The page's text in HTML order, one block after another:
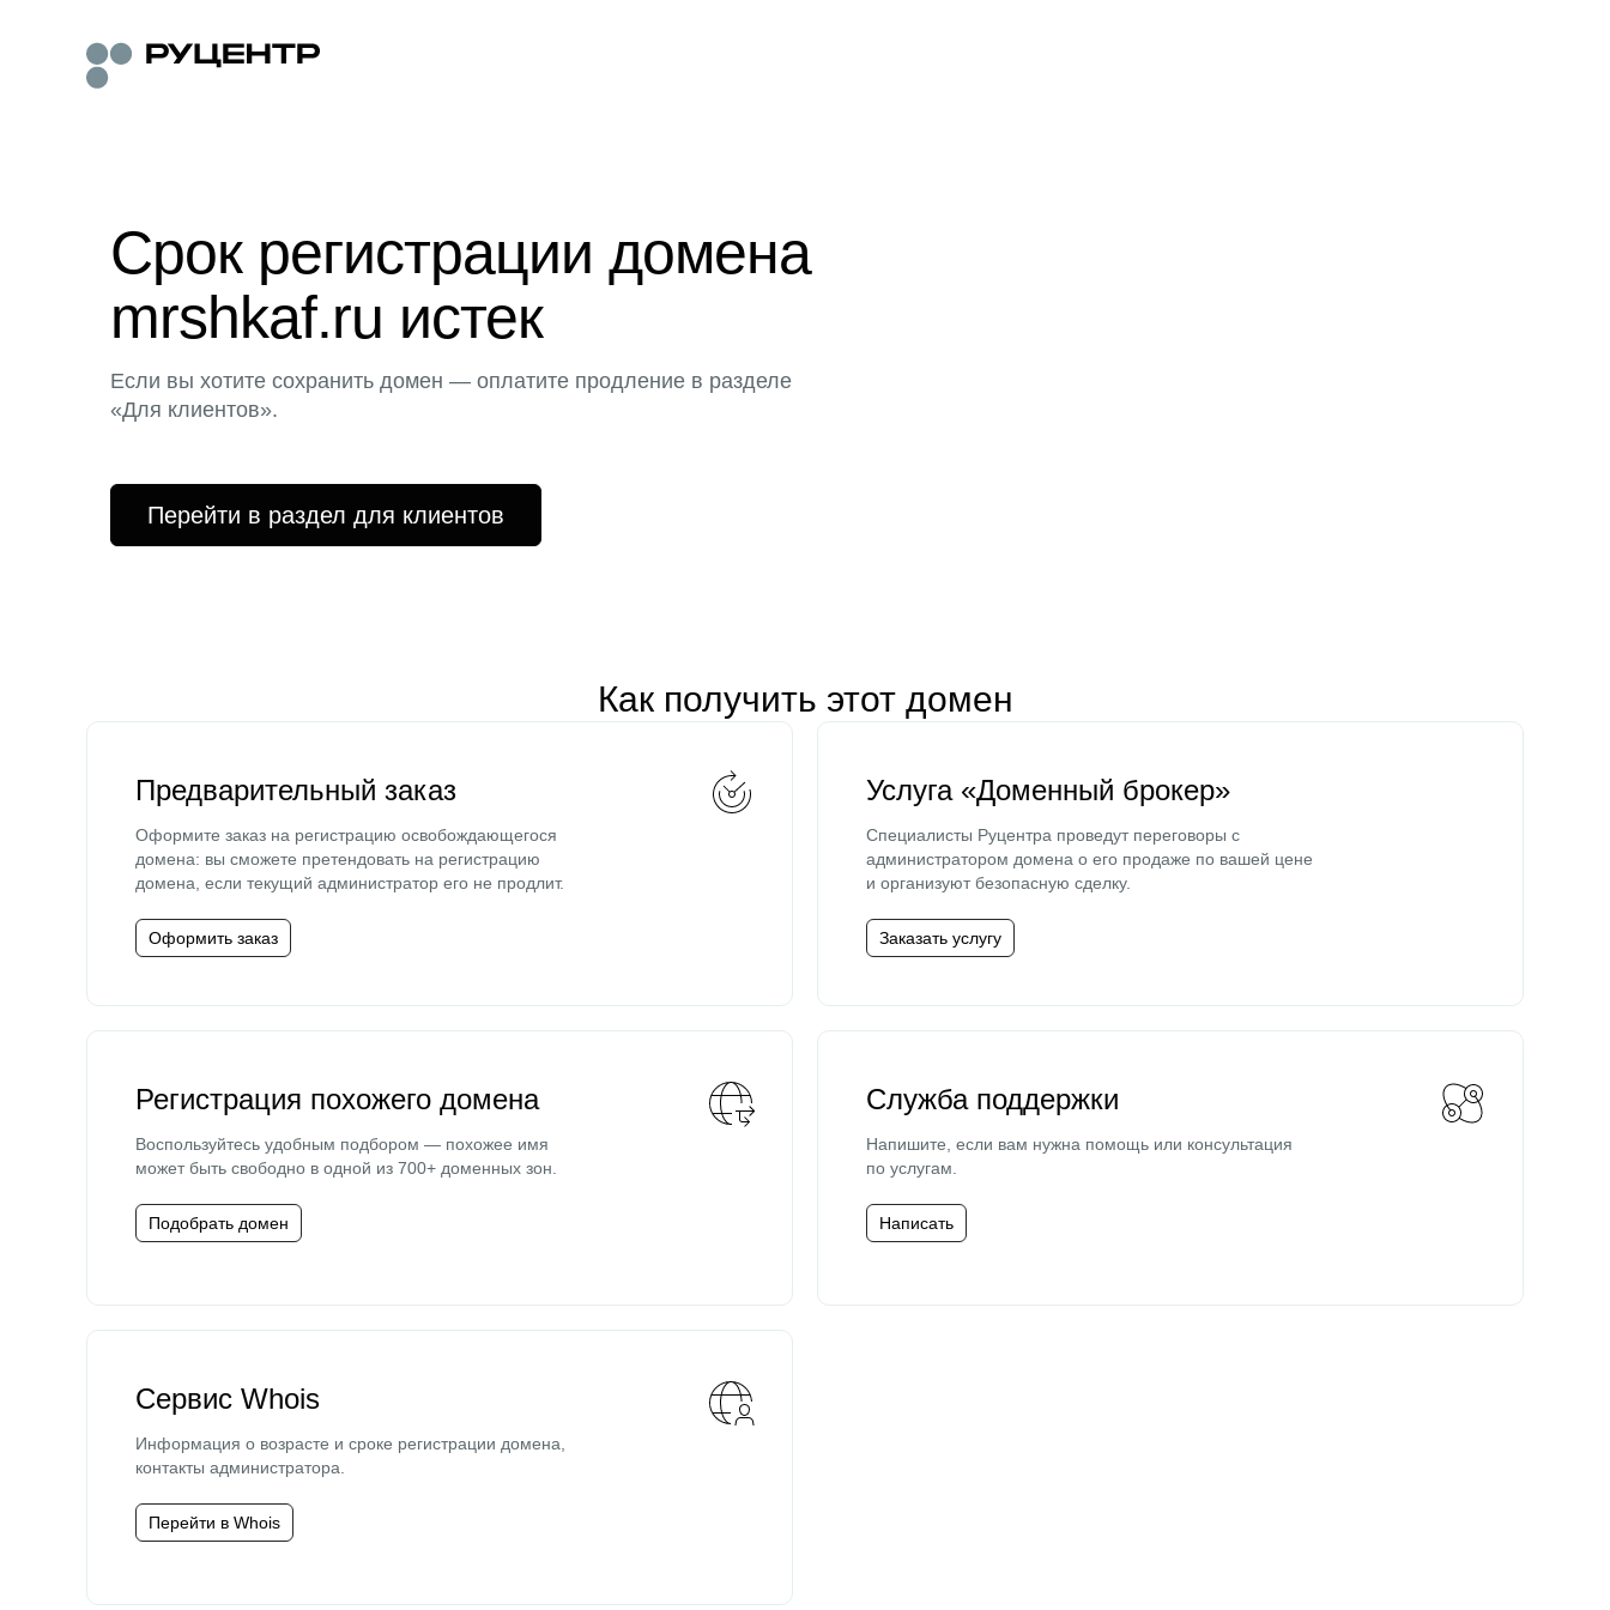
Срок регистрации домена
mrshkaf.ru истек
Если вы хотите сохранить домен — оплатите продление в разделе
«Для клиентов».
Перейти в раздел для клиентов
Как получить этот домен
Предварительный заказ
Оформите заказ на регистрацию освобождающегося
домена: вы сможете претендовать на регистрацию
домена, если текущий администратор его не продлит.
Оформить заказ
Услуга «Доменный брокер»
Специалисты Руцентра проведут переговоры с
администратором домена о его продаже по вашей цене
и организуют безопасную сделку.
Заказать услугу
Регистрация похожего домена
Воспользуйтесь удобным подбором — похожее имя
может быть свободно в одной из 700+ доменных зон.
Подобрать домен
Служба поддержки
Напишите, если вам нужна помощь или консультация
по услугам.
Написать
Сервис Whois
Информация о возрасте и сроке регистрации домена,
контакты администратора.
Перейти в Whois